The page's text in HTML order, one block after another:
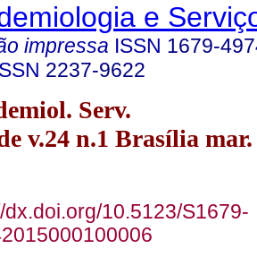
e
impressa ISSN 1679-
2237-9622
Serv.
v.24 n.1 Brasília mar.
dx.doi.org/10.5123/S1679-